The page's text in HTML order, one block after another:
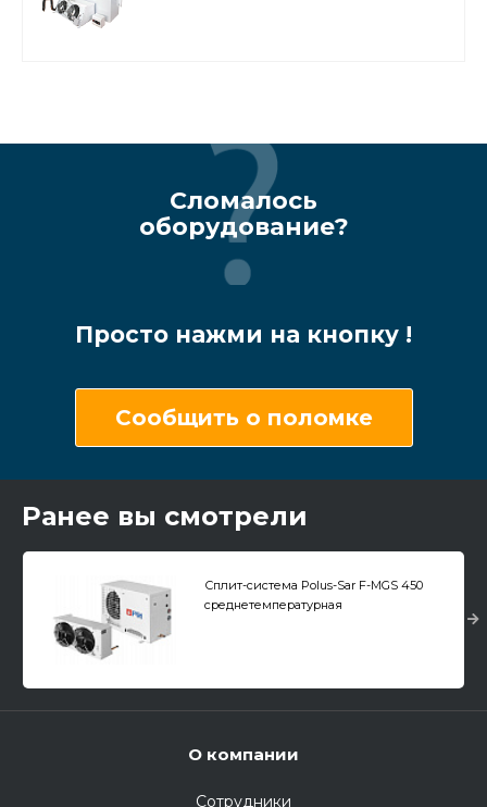
Сломалось
оборудование?
Просто нажми на кнопку !
Сообщить о поломке
Ранее вы смотрели
Сплит-система Polus-Sar F-MGS 450
среднетемпературная
О компании
Сотрудники